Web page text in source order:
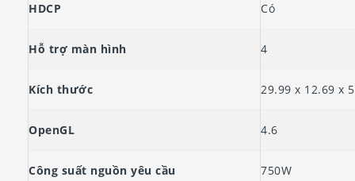
HDCP Có
Hỗ trợ màn hình 4
Kích thước 29.99 x 12.69 x
OpenGL 4.6
Công suất nguồn yêu cầu 750W